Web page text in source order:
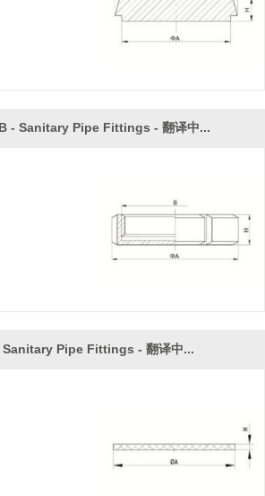
- Sanitary Pipe Fittings - 翻译中...
Sanitary Pipe Fittings - 翻译中...